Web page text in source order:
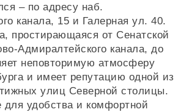
– по адресу наб.
канала, 15 и Галерная ул. 40.
простирающаяся от Сенатской
Адмиралтейского канала, до
неповторимую атмосферу
и имеет репутацию одной из
улиц Северной столицы.
для удобства и комфортной